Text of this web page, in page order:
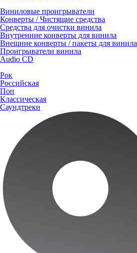
Виниловые проигрыватели
Конверты / Чистящие средства
Средства для очистки винила
Внутренние конверты для винила
Внешние конверты / пакеты для винила
Проигрыватели винила
Audio CD
Рок
Российская
Поп
Классическая
Саундтреки